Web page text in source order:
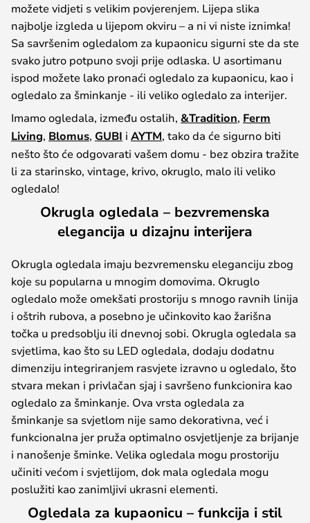
možete vidjeti s velikim povjerenjem. Lijepa slika
najbolje izgleda u lijepom okviru – a ni vi niste iznimka!
Sa savršenim ogledalom za kupaonicu sigurni ste da ste
svako jutro potpuno svoji prije odlaska. U asortimanu
ispod možete lako pronaći ogledalo za kupaonicu, kao i
ogledalo za šminkanje - ili veliko ogledalo za interijer.
Imamo ogledala, između ostalih, &Tradition, Ferm
Living, Blomus, GUBI i AYTM, tako da će sigurno biti
nešto što će odgovarati vašem domu - bez obzira tražite
li za starinsko, vintage, krivo, okruglo, malo ili veliko
ogledalo!
Okrugla ogledala – bezvremenska
elegancija u dizajnu interijera
Okrugla ogledala imaju bezvremensku eleganciju zbog
koje su popularna u mnogim domovima. Okruglo
ogledalo može omekšati prostoriju s mnogo ravnih linija
i oštrih rubova, a posebno je učinkovito kao žarišna
točka u predsoblju ili dnevnoj sobi. Okrugla ogledala sa
svjetlima, kao što su LED ogledala, dodaju dodatnu
dimenziju integriranjem rasvjete izravno u ogledalo, što
stvara mekan i privlačan sjaj i savršeno funkcionira kao
ogledalo za šminkanje. Ova vrsta ogledala za
šminkanje sa svjetlom nije samo dekorativna, već i
funkcionalna jer pruža optimalno osvjetljenje za brijanje
i nanošenje šminke. Velika ogledala mogu prostoriju
učiniti većom i svjetlijom, dok mala ogledala mogu
poslužiti kao zanimljivi ukrasni elementi.
Ogledala za kupaonicu – funkcija i stil